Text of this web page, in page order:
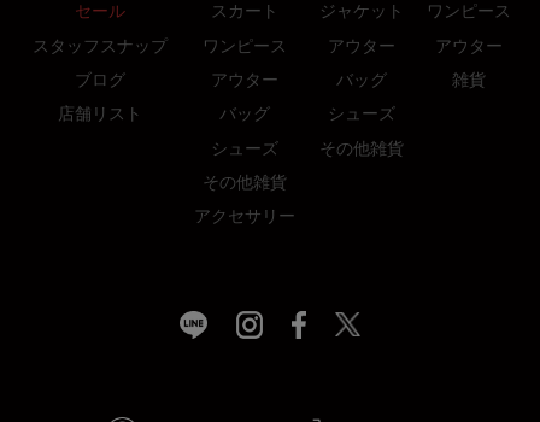
セール
スタッフスナップ
ブログ
店舗リスト
スカート
ワンピース
アウター
バッグ
シューズ
その他雑貨
アクセサリー
ジャケット
アウター
バッグ
シューズ
その他雑貨
ワンピース
アウター
雑貨